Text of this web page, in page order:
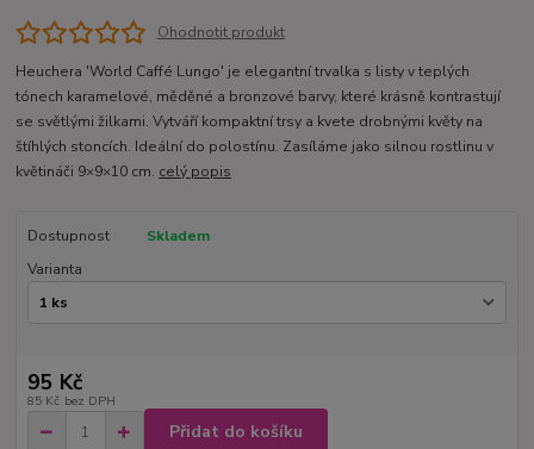
Ohodnotit produkt
Heuchera 'World Caffé Lungo' je elegantní trvalka s listy v teplých
tónech karamelové, měděné a bronzové barvy, které krásně kontrastují
se světlými žilkami. Vytváří kompaktní trsy a kvete drobnými květy na
štíhlých stoncích. Ideální do polostínu. Zasíláme jako silnou rostlinu v
květináči 9×9×10 cm. celý popis
Dostupnost
Skladem
Varianta
95 Kč
85 Kč bez DPH
Přidat do košíku